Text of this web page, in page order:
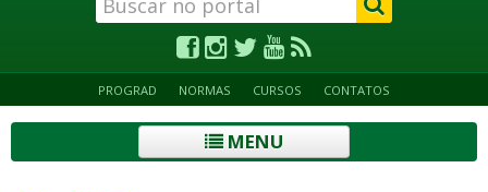
PROGRAD NORMAS CURSOS CONTATOS
MENU